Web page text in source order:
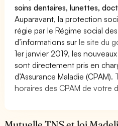
soins dentaires, lunettes,
Auparavant, la protection
régie par le Régime social
d’informations surle site du
1er janvier 2019, les
sont directement pris en
d’Assurance Maladie (CPAM).
horaires des CPAM de votre